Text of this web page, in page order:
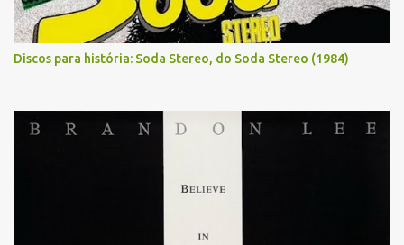
Discos para história: Soda Stereo, do Soda Stereo (1984)